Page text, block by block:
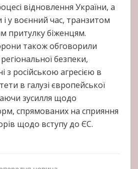
відновлення України, а
у воєнний час, транзитом
притулку біженцям.
також обговорили
безпеки,
з російською агресією в
в галузі європейської
зусилля щодо
спрямованих на сприяння
щодо вступу до ЄС.